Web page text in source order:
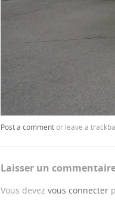
Post a commentor leave a
Laisser un
Vous devez vous connecter